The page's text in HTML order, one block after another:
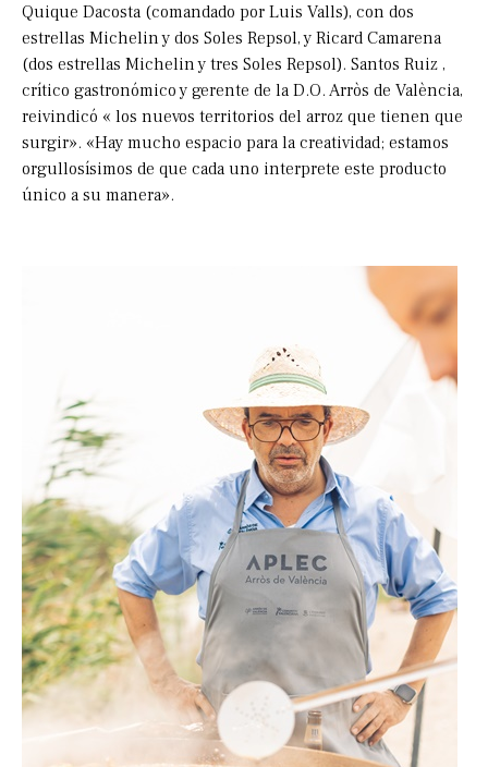
Quique Dacosta (comandado por Luis Valls), con dos
estrellas Michelin y dos Soles Repsol, y Ricard Camarena
(dos estrellas Michelin y tres Soles Repsol). Santos Ruiz ,
crítico gastronómico y gerente de la D.O. Arròs de València,
reivindicó « los nuevos territorios del arroz que tienen que
surgir». «Hay mucho espacio para la creatividad; estamos
orgullosísimos de que cada uno interprete este producto
único a su manera».